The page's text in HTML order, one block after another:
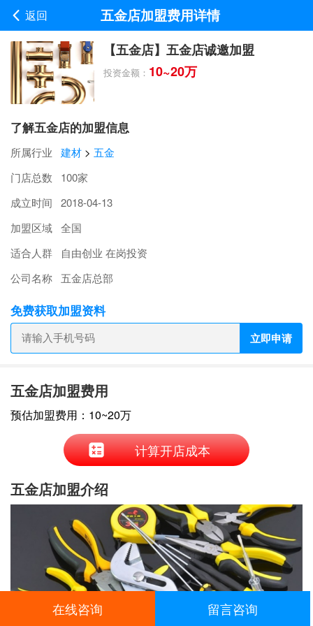
返回 五金店加盟费用详情
【五金店】五金店诚邀加盟
投资金额： 10~20万
了解五金店的加盟信息
所属行业 建材 > 五金
门店总数
100家
成立时间
2018-04-13
加盟区域 全国
适合人群
自由创业 在岗投资
公司名称
五金店总部
免费获取加盟资料
立即申请
五金店加盟费用
预估加盟费用：10~20万
计算开店成本
五金店加盟介绍
在线咨询 留言咨询